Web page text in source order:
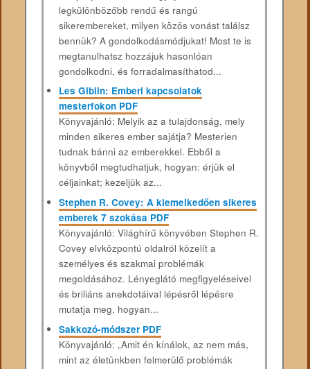
legkülönbözőbb rendű és rangú
sikerembereket, milyen közös vonást találsz
bennük? A gondolkodásmódjukat! Most te is
megtanulhatsz hozzájuk hasonlóan
gondolkodni, és forradalmasíthatod...
Les Giblin: Emberi kapcsolatok
mesterfokon PDF
Könyvajánló: Melyik az a tulajdonság, mely
minden sikeres ember sajátja? Mesterien
tudnak bánni az emberekkel. Ebből a
könyvből megtudhatjuk, hogyan: érjük el
céljainkat; kezeljük az...
Stephen R. Covey: A kiemelkedően sikeres
emberek 7 szokása PDF
Könyvajánló: Világhírű könyvében Stephen R.
Covey elvközpontú oldalról közelít a
személyes és szakmai problémák
megoldásához. Lényeglátó megfigyeléseivel
és briliáns anekdotáival lépésről lépésre
mutatja meg, hogyan...
Sakkozó-módszer PDF
Könyvajánló: „Amit én kínálok, az nem más,
mint az életünkben felmerülő problémák